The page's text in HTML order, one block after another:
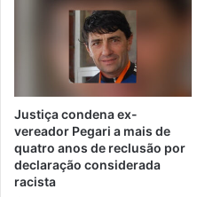
Justiça condena ex-
vereador Pegari a mais de
quatro anos de reclusão por
declaração considerada
racista